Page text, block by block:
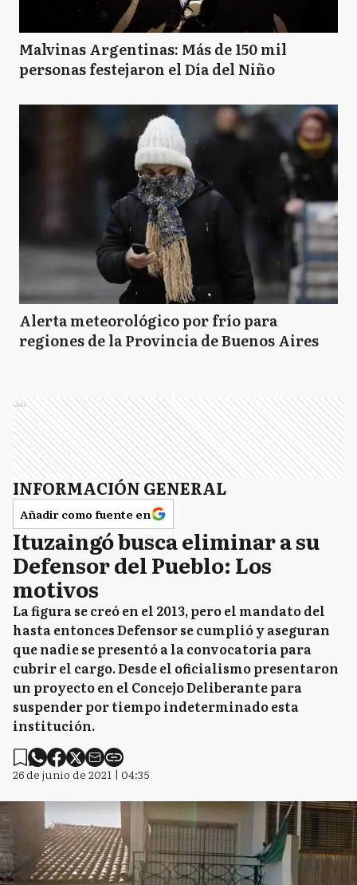
Bragado
C Campana
Cañuelas
CS Capitán Sarmiento
CT Carlos Tejedor
CD Carmen de Areco
C
C Chacabuco
C
C Chivilcoy
C Colón
Malvinas Argentinas: Más de 150 mil
personas festejaron el Día del Niño
Alerta meteorológico por frío para
regiones de la Provincia de Buenos Aires
Ads
INFORMACIÓN GENERAL
Añadir como fuente en
Ituzaingó busca eliminar a su
Defensor del Pueblo: Los
motivos
La figura se creó en el 2013, pero el mandato del
hasta entonces Defensor se cumplió y aseguran
que nadie se presentó a la convocatoria para
cubrir el cargo. Desde el oficialismo presentaron
un proyecto en el Concejo Deliberante para
suspender por tiempo indeterminado esta
institución.
26 de junio de 2021 | 04:35